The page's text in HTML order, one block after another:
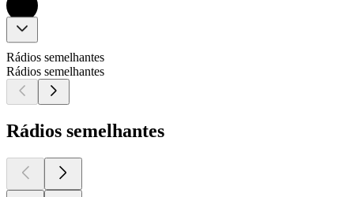
Rádios semelhantes
Rádios semelhantes
Rádios semelhantes